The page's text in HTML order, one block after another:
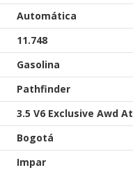
Automática
11.748
Gasolina
Pathfinder
3.5 V6 Exclusive Awd At
Bogotá
Impar